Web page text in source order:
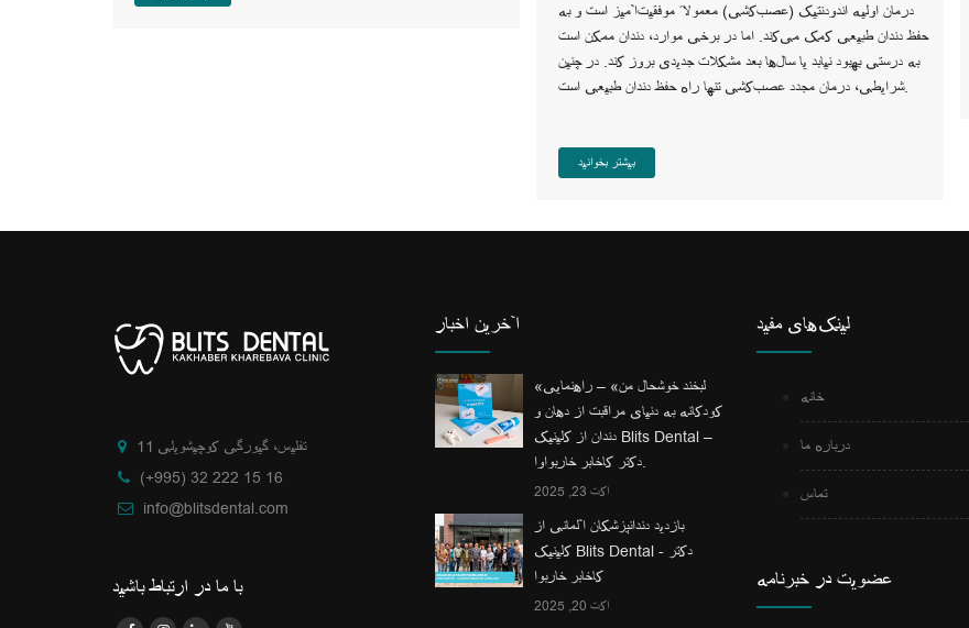
درمان اولیه اندودنتیک (عصب‌کشی) معمولاً موفقیت‌آمیز است و به
حفظ دندان طبیعی کمک می‌کند. اما در برخی موارد، دندان ممکن است
به درستی بهبود نیابد یا سال‌ها بعد مشکلات جدیدی بروز کند. در چنین
شرایطی، درمان مجدد عصب‌کشی تنها راه حفظ دندان طبیعی است.
بیشتر بخوانید
تفلیس، گیورگی کوچیشویلی 11
(+995) 32 222 15 16
info@blitsdental.com
با ما در ارتباط باشید
آخرین اخبار
«لبخند خوشحال من» – راهنمایی
کودکانه به دنیای مراقبت از دهان و
دندان از کلینیک Blits Dental –
دکتر کاخابر خاربواوا.
اکت 23, 2025
بازدید دندانپزشکان آلمانی از
کلینیک Blits Dental - دکتر
کاخابر خاربوا
اکت 20, 2025
لینک‌های مفید
خانه
درباره ما
تماس
عضویت در خبرنامه